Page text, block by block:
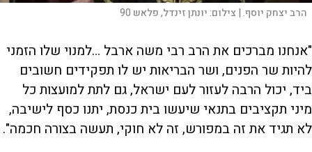
הרב יצחק יוסף. | צילום:יונתן זינדל, פלאש 90
"אנחנו מברכים את הרב רבי משה ארבל ...למנוי שלו הזמני
להיות שר הפנים, ושר הבריאות יש לו תפקידים חשובים
ביד, יכול הרבה לעזור לעם ישראל, גם לתת למועצות כל
מיני תקציבים בתנאי שיעשו בית כנסת, יתנו כסף לישיבה,
לא תגיד את זה במפורש, זה לא חוקי, תעשה בצורה חכמה".